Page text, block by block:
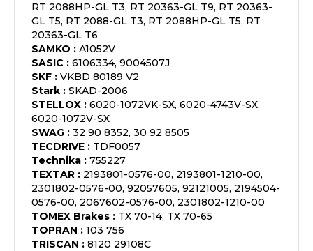
RT 2088HP-GL T3, RT 20363-GL T9, RT 20363-
GL T5, RT 2088-GL T3, RT 2088HP-GL T5, RT
20363-GL T6
SAMKO : A1052V
SASIC : 6106334, 9004507J
SKF : VKBD 80189 V2
Stark : SKAD-2006
STELLOX : 6020-1072VK-SX, 6020-4743V-SX,
6020-1072V-SX
SWAG : 32 90 8352, 30 92 8505
TECDRIVE : TDF0057
Technika : 755227
TEXTAR : 2193801-0576-00, 2193801-1210-00,
2301802-0576-00, 92057605, 92121005, 2194504-
0576-00, 2067602-0576-00, 2301802-1210-00
TOMEX Brakes : TX 70-14, TX 70-65
TOPRAN : 103 756
TRISCAN : 8120 29108C